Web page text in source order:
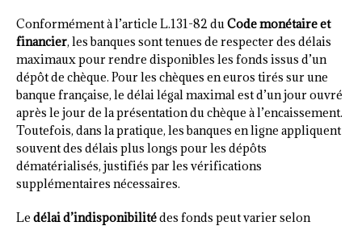
Conformément à l’article L.131-82 duCode monétaire et
financier, les banques sont tenues de respecter des délais
maximaux pour rendre disponibles les fonds issus d’un
dépôt de chèque. Pour les chèques en euros tirés sur une
banque française, le délai légal maximal est d’un jour ouvré
après le jour de la présentation du chèque à l’encaissement.
Toutefois, dans la pratique, les banques en ligne appliquent
souvent des délais plus longs pour les dépôts
dématérialisés, justifiés par les vérifications
supplémentaires nécessaires.
Le délai d’indisponibilitédes fonds peut varier selon